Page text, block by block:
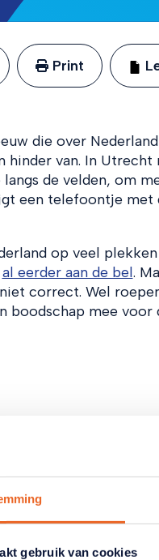
gebruik van cookies
Print
die over
hinder van. In
de velden, om
een telefoontje met
op veel
al eerder aan de bel.
correct. Wel
boodschap mee
website van RTV